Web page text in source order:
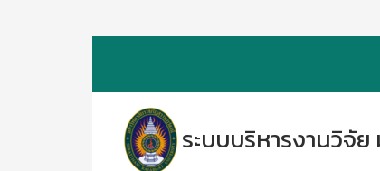
ระบบบริหารงานวิจั